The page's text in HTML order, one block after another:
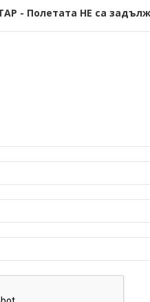
- Полетата НЕ са